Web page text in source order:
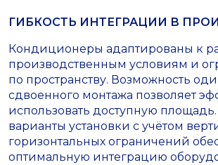
ГИБКОСТЬ ИНТЕГРАЦИИ В
Кондиционеры адаптированы к
производственным условиям и
по пространству. Возможность
сдвоенного монтажа позволяет
использовать доступную
варианты установки с учётом
горизонтальных ограничений
оптимальную интеграцию